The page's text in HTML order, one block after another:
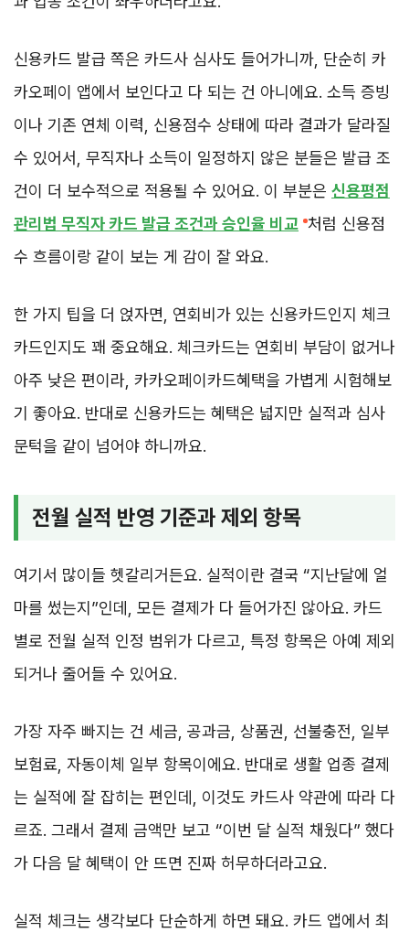
신용카드 발급 쪽은 카드사 심사도 들어가니까, 단순히 카
카오페이 앱에서 보인다고 다 되는 건 아니에요. 소득 증빙
이나 기존 연체 이력, 신용점수 상태에 따라 결과가 달라질
수 있어서, 무직자나 소득이 일정하지 않은 분들은 발급 조
건이 더 보수적으로 적용될 수 있어요. 이 부분은 신용평점
관리법 무직자 카드 발급 조건과 승인율 비교 처럼 신용점
수 흐름이랑 같이 보는 게 감이 잘 와요.
한 가지 팁을 더 얹자면, 연회비가 있는 신용카드인지 체크
카드인지도 꽤 중요해요. 체크카드는 연회비 부담이 없거나
아주 낮은 편이라, 카카오페이카드혜택을 가볍게 시험해보
기 좋아요. 반대로 신용카드는 혜택은 넓지만 실적과 심사
문턱을 같이 넘어야 하니까요.
전월 실적 반영 기준과 제외 항목
여기서 많이들 헷갈리거든요. 실적이란 결국 “지난달에 얼
마를 썼는지”인데, 모든 결제가 다 들어가진 않아요. 카드
별로 전월 실적 인정 범위가 다르고, 특정 항목은 아예 제외
되거나 줄어들 수 있어요.
가장 자주 빠지는 건 세금, 공과금, 상품권, 선불충전, 일부
보험료, 자동이체 일부 항목이에요. 반대로 생활 업종 결제
는 실적에 잘 잡히는 편인데, 이것도 카드사 약관에 따라 다
르죠. 그래서 결제 금액만 보고 “이번 달 실적 채웠다” 했다
가 다음 달 혜택이 안 뜨면 진짜 허무하더라고요.
실적 체크는 생각보다 단순하게 하면 돼요. 카드 앱에서 최